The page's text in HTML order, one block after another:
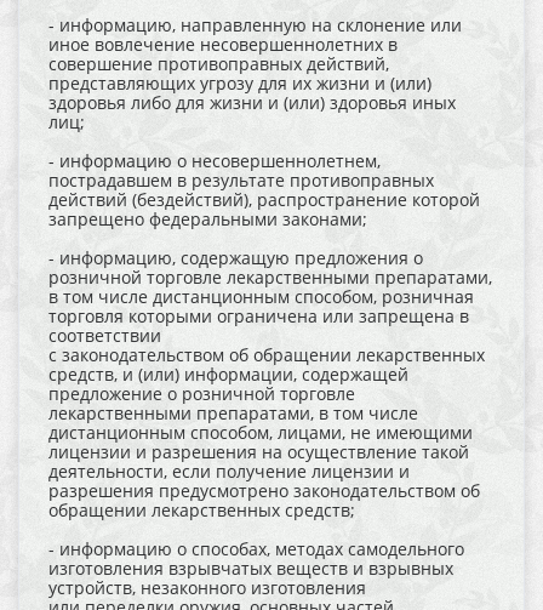
- информацию, направленную на склонение или
иное вовлечение несовершеннолетних в
совершение противоправных действий,
представляющих угрозу для их жизни и (или)
здоровья либо для жизни и (или) здоровья иных
лиц;
- информацию о несовершеннолетнем,
пострадавшем в результате противоправных
действий (бездействий), распространение которой
запрещено федеральными законами;
- информацию, содержащую предложения о
розничной торговле лекарственными препаратами,
в том числе дистанционным способом, розничная
торговля которыми ограничена или запрещена в
соответствии
с законодательством об обращении лекарственных
средств, и (или) информации, содержащей
предложение о розничной торговле
лекарственными препаратами, в том числе
дистанционным способом, лицами, не имеющими
лицензии и разрешения на осуществление такой
деятельности, если получение лицензии и
разрешения предусмотрено законодательством об
обращении лекарственных средств;
- информацию о способах, методах самодельного
изготовления взрывчатых веществ и взрывных
устройств, незаконного изготовления